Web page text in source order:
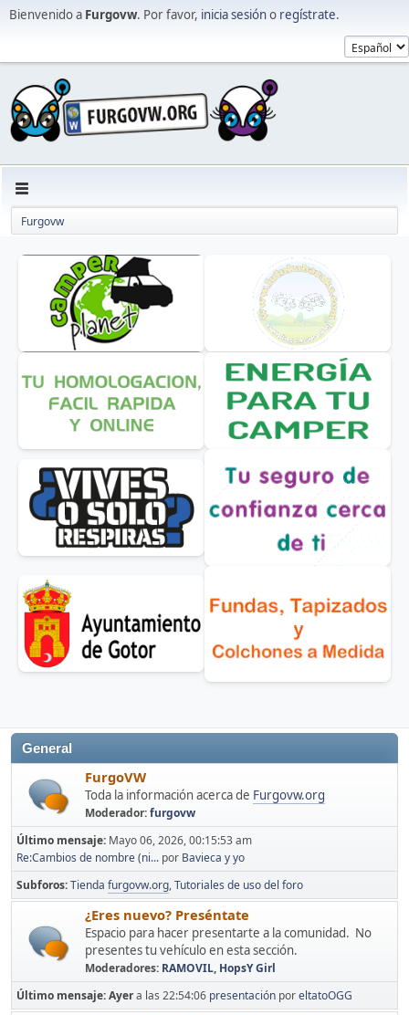
Bienvenido a Furgovw. Por favor, inicia sesióno regístrate.
Furgovw
General
FurgoVW
Toda la información acerca de Furgovw.org
Moderador:furgovw
Último mensaje: Mayo 06, 2026, 00:15:53 am
Re:Cambios de nombre (ni... por Bavieca y yo
Subforos Tienda furgovw.org Tutoriales de uso del foro
¿Eres nuevo? Preséntate
Espacio para hacer presentarte a la comunidad. No
presentes tu vehículo en esta sección.
Moderadores: RAMOVIL, HopsY Girl
Último mensaje:Ayera las 22:54:06 presentación poreltatoOGG